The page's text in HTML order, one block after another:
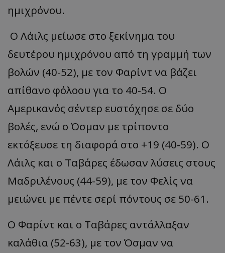
ημιχρόνου.
Ο Λάιλς μείωσε στο ξεκίνημα του
δευτέρου ημιχρόνου από τη γραμμή των
βολών (40-52), με τον Φαρίντ να βάζει
απίθανο φόλοου για το 40-54. Ο
Αμερικανός σέντερ ευστόχησε σε δύο
βολές, ενώ ο Όσμαν με τρίποντο
εκτόξευσε τη διαφορά στο +19 (40-59). Ο
Λάιλς και ο Ταβάρες έδωσαν λύσεις στους
Μαδριλένους (44-59), με τον Φελίς να
μειώνει με πέντε σερί πόντους σε 50-61.
Ο Φαρίντ και ο Ταβάρες αντάλλαξαν
καλάθια (52-63), με τον Όσμαν να